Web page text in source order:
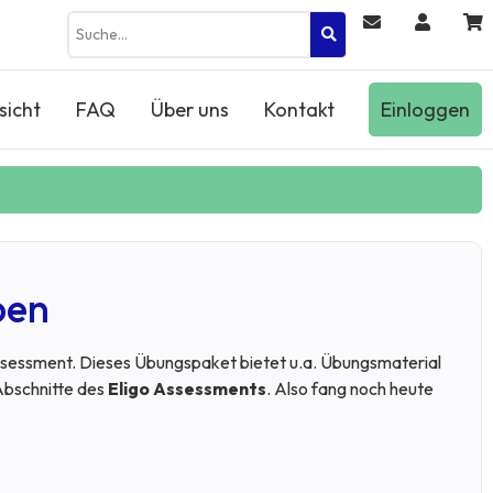
FAQ Über uns Kontakt Einloggen
Dieses Übungspaket bietet u.a. Übungsmaterial
des Eligo Assessments. Also fang noch heute